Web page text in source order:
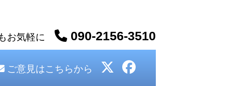
お気軽に 090-2156-3510
ご意見はこちらから